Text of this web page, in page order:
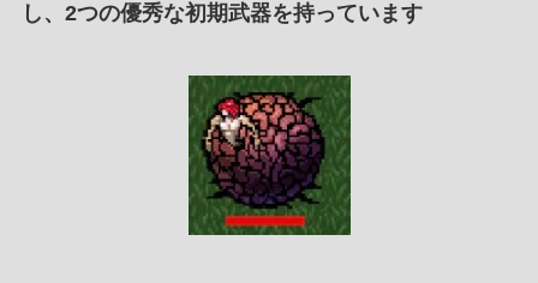
し、2つの優秀な初期武器を持っています